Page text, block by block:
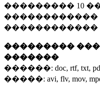
��������� 10
������������
������������
���������
�������
������: doc, rtf, txt,
�����: avi, flv, mov,